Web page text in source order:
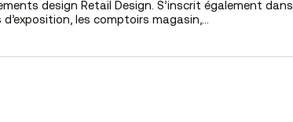
design Retail Design. S’inscrit également dans
d’exposition, les comptoirs magasin,…